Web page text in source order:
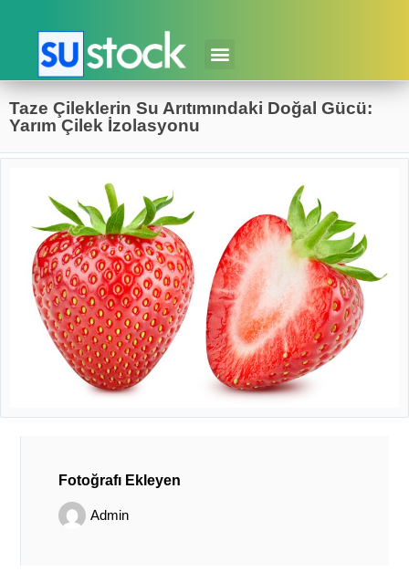
Taze Çileklerin Su Arıtımındaki Doğal Gücü:
Yarım Çilek İzolasyonu
Fotoğrafı Ekleyen
Admin